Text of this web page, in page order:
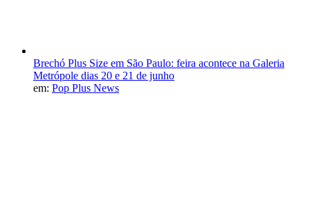
Brechó Plus Size em São Paulo: feira acontece na Galeria
Metrópole dias 20 e 21 de junho
em: Pop Plus News